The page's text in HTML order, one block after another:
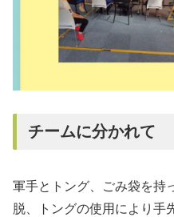
チームに分かれて
軍手とトング、ごみ袋を持
脱、トングの使用により手